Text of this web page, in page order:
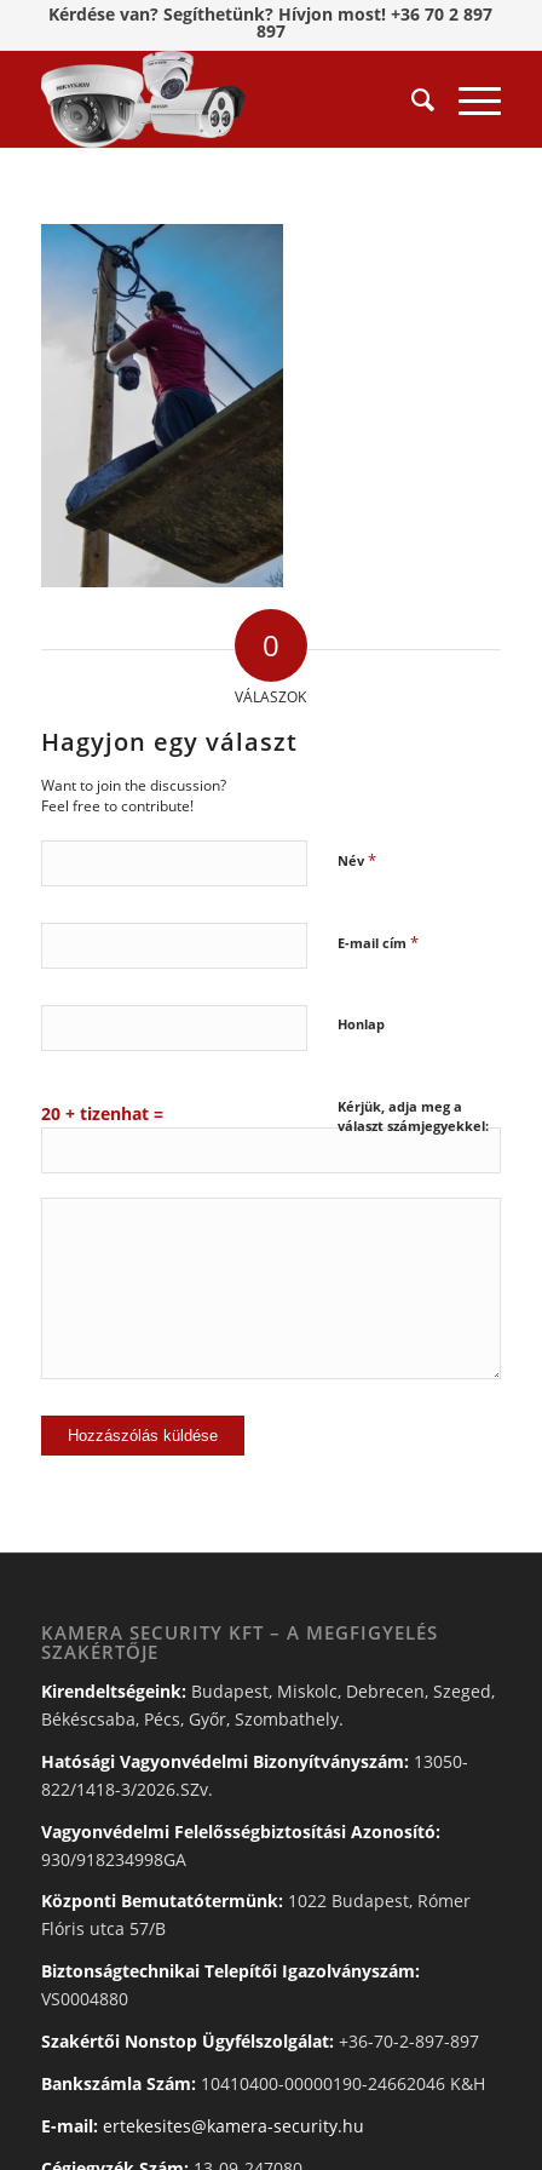
Kérdése van? Segíthetünk? Hívjon most! +36 70 2 897
897
0
VÁLASZOK
Hagyjon egy választ
Want to join the discussion?
Feel free to contribute!
Név *
E-mail cím *
Honlap
Kérjük, adja meg a
választ számjegyekkel:
20 + tizenhat =
KAMERA SECURITY KFT – A MEGFIGYELÉS
SZAKÉRTŐJE
Kirendeltségeink:Budapest, Miskolc, Debrecen, Szeged,
Békéscsaba, Pécs, Győr, Szombathely.
Hatósági Vagyonvédelmi Bizonyítványszám:13050-
822/1418-3/2026.SZv.
Vagyonvédelmi Felelősségbiztosítási Azonosító:
930/918234998GA
Központi Bemutatótermünk:1022 Budapest, Rómer
Flóris utca 57/B
Biztonságtechnikai Telepítői Igazolványszám:
VS0004880
Szakértői Nonstop Ügyfélszolgálat:+36-70-2-897-897
Bankszámla Szám:10410400-00000190-24662046 K&H
E-mail: ertekesites@kamera-security.hu